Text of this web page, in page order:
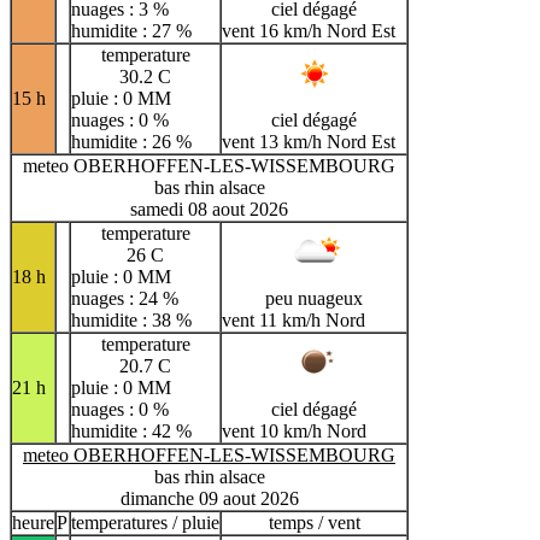
nuages : 3 %
humidite : 27 %
ciel dégagé
vent 16 km/h Nord Est
15 h
temperature
30.2 C
pluie : 0 MM
nuages : 0 %
humidite : 26 %
ciel dégagé
vent 13 km/h Nord Est
meteo OBERHOFFEN-LES-WISSEMBOURG
bas rhin alsace
samedi 08 aout 2026
18 h
temperature
26 C
pluie : 0 MM
nuages : 24 %
humidite : 38 %
peu nuageux
vent 11 km/h Nord
21 h
temperature
20.7 C
pluie : 0 MM
nuages : 0 %
humidite : 42 %
ciel dégagé
vent 10 km/h Nord
meteo OBERHOFFEN-LES-WISSEMBOURG
bas rhin alsace
dimanche 09 aout 2026
heurePtemperatures / pluie
temps / vent